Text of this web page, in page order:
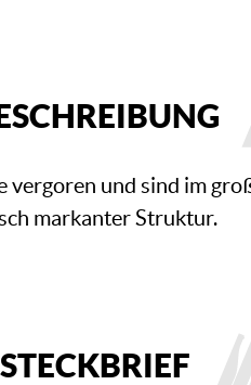
vergoren und sind im
markanter Struktur.
STECKBRIEF